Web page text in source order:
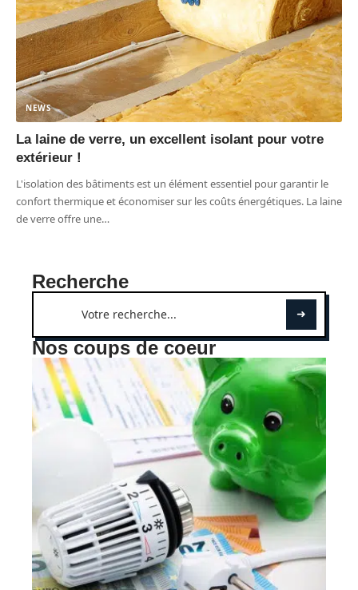
NEWS
La laine de verre, un excellent isolant pour votre
extérieur !
L'isolation des bâtiments est un élément essentiel pour garantir le
confort thermique et économiser sur les coûts énergétiques. La laine
de verre offre une…
Recherche
Nos coups de coeur